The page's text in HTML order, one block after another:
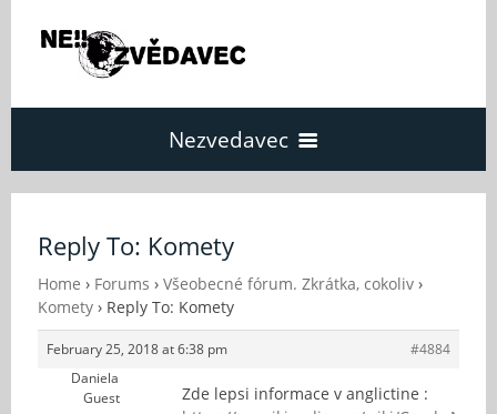
Nezvedavec
Fórum
O Nezvědavci
Reply To: Komety
Home › Forums › Všeobecné fórum. Zkrátka, cokoliv ›
Komety › Reply To: Komety
February 25, 2018 at 6:38 pm
#4884
Daniela
Guest
Zde lepsi informace v anglictine :